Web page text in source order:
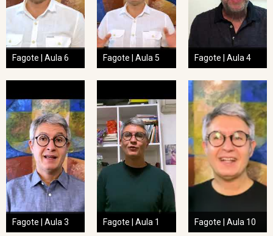
Fagote | Aula 6 Fagote | Aula 5 Fagote | Aula 4
Fagote | Aula 3 Fagote | Aula 1 Fagote | Aula 10